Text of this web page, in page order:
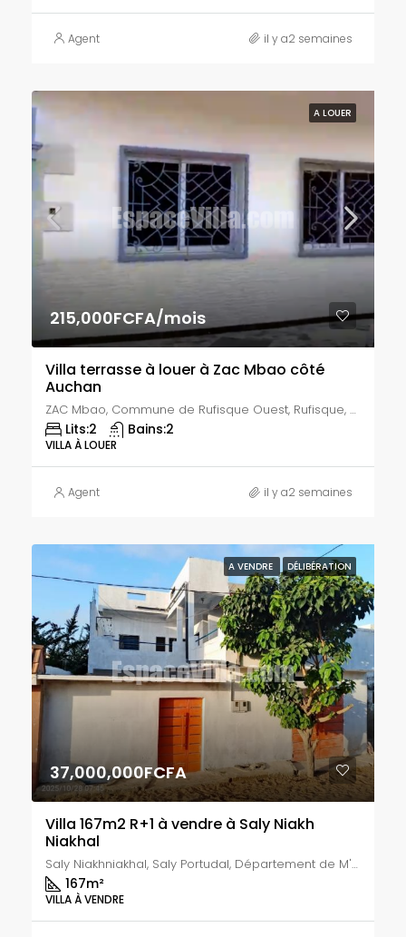
Agent il y a2 semaines
A LOUER
215,000FCFA/mois
Villa terrasse à louer à Zac Mbao côté
Auchan
ZAC Mbao, Commune de Rufisque Ouest, Rufisque, Département de Rufisque, Région de Dakar, 20000, Sénégal
Lits:2 Bains:2
VILLA À LOUER
Agent il y a2 semaines
A VENDRE DÉLIBÉRATION
37,000,000FCFA
Villa 167m2 R+1 à vendre à Saly Niakh
Niakhal
Saly Niakhniakhal, Saly Portudal, Département de M'bour, Région de Thiès, 23002, Sénégal
167m²
VILLA À VENDRE